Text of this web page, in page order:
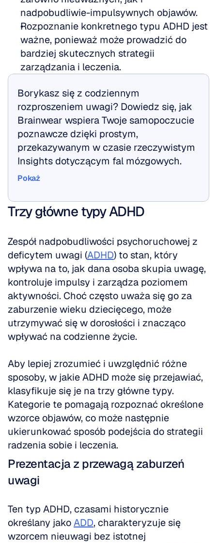
nadpobudliwie-impulsywnych objawów.
Rozpoznanie konkretnego typu ADHD jest
ważne, ponieważ może prowadzić do
bardziej skutecznych strategii
zarządzania i leczenia.
Borykasz się z codziennym
rozproszeniem uwagi? Dowiedz się, jak
Brainwear wspiera Twoje samopoczucie
poznawcze dzięki prostym,
przekazywanym w czasie rzeczywistym
Insights dotyczącym fal mózgowych.
Pokaż
Trzy główne typy ADHD
Zespół nadpobudliwości psychoruchowej z
deficytem uwagi (ADHD) to stan, który
wpływa na to, jak dana osoba skupia uwagę,
kontroluje impulsy i zarządza poziomem
aktywności. Choć często uważa się go za
zaburzenie wieku dziecięcego, może
utrzymywać się w dorosłości i znacząco
wpływać na codzienne życie.
Aby lepiej zrozumieć i uwzględnić różne
sposoby, w jakie ADHD może się przejawiać,
klasyfikuje się je na trzy główne typy.
Kategorie te pomagają rozpoznać określone
wzorce objawów, co może następnie
ukierunkować sposób podejścia do strategii
radzenia sobie i leczenia.
Prezentacja z przewagą zaburzeń
uwagi
Ten typ ADHD, czasami historycznie
określany jako ADD, charakteryzuje się
wzorcem nieuwagi bez istotnej